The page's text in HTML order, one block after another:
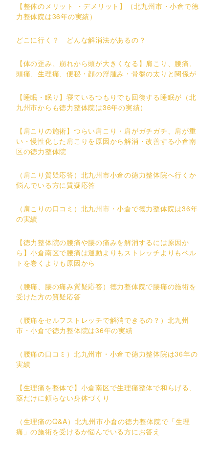
【整体のメリット ・デメリット】（北九州市・小倉で徳
力整体院は36年の実績）
どこに行く？ どんな解消法があるの？
【体の歪み、崩れから頭が大きくなる】肩こり、腰痛、
頭痛、生理痛、便秘・顔の浮腫み・骨盤の太りと関係が
【睡眠・眠り】寝ているつもりでも回復する睡眠が（北
九州市からも徳力整体院は36年の実績）
【肩こりの施術】つらい肩こり・肩がガチガチ、肩が重
い・慢性化した肩こりを原因から解消・改善する小倉南
区の徳力整体院
（肩こり質疑応答）北九州市小倉の徳力整体院へ行くか
悩んでいる方に質疑応答
（肩こりの口コミ）北九州市・小倉で徳力整体院は36年
の実績
【徳力整体院の腰痛や腰の痛みを解消するには原因か
ら】小倉南区で腰痛は運動よりもストレッチよりもベル
トを巻くよりも原因から
（腰痛、腰の痛み質疑応答）徳力整体院で腰痛の施術を
受けた方の質疑応答
（腰痛をセルフストレッチで解消できるの？）北九州
市・小倉で徳力整体院は36年の実績
（腰痛の口コミ）北九州市・小倉で徳力整体院は36年の
実績
【生理痛を整体で】小倉南区で生理痛整体で和らげる、
薬だけに頼らない身体づくり
（生理痛のQ&A）北九州市小倉の徳力整体院で「生理
痛」の施術を受けるか悩んでいる方にお答え